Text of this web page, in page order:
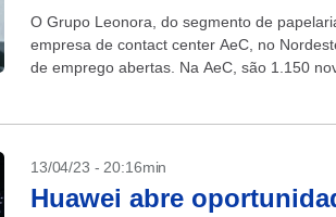
O Grupo Leonora, do segmento de
empresa de contact center AeC, no
de emprego abertas. Na AeC, são 1.150
13/04/23 - 20:16min
Huawei abre